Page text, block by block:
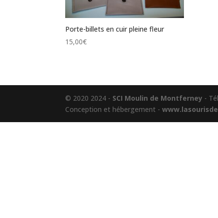
Porte-billets en cuir pleine fleur
15,00€
© 2020 2024 - SCI Moulin de Montferney -
Conception et hébergement -